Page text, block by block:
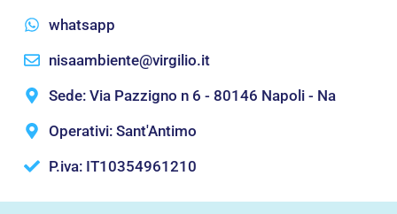
whatsapp
nisaambiente@virgilio.it
Sede: Via Pazzigno n 6 - 80146 Napoli - Na
Operativi: Sant'Antimo
P.iva: IT10354961210